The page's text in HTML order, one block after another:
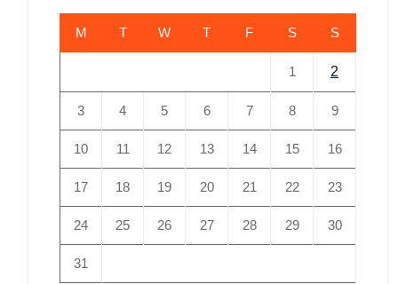
M T W T F S S
1 2
3 4 5 6 7 8 9
10 11 12 13 14 15 16
17 18 19 20 21 22 23
24 25 26 27 28 29 30
31